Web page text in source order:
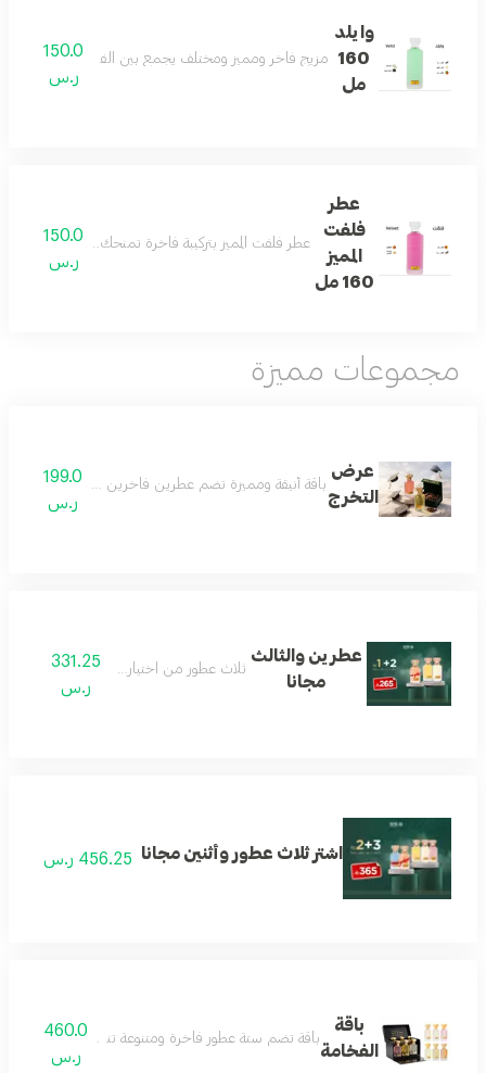
وايلد
160
مل
مزيج فاخر ومميز ومختلف يجمع بين الفانيلا والكمثرى
150.0
ر.س
عطر
فلفت
المميز
160 مل
عطر فلفت المميز بتركيبة فاخرة تمنحك رائحة منعشة
150.0
ر.س
مجموعات مميزة
عرض
التخرج
باقة أنيقة ومميزة تضم عطرين فاخرين مع عود مختار
199.0
ر.س
عطرين والثالث
مجانا
ثلاث عطور من اختيار العميل331.25
ر.س
اشتر ثلاث عطور وأثنين مجانا 456.25 ر.س
باقة
الفخامة
باقة تضم ستة عطور فاخرة ومتنوعة تناسب الجنسين
460.0
ر.س